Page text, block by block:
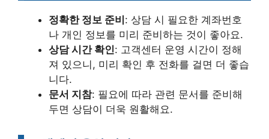
정확한 정보 준비: 상담 시 필요한 계좌번호
나 개인 정보를 미리 준비하는 것이 좋아요.
상담 시간 확인: 고객센터 운영 시간이 정해
져 있으니, 미리 확인 후 전화를 걸면 더 좋습
니다.
문서 지참: 필요에 따라 관련 문서를 준비해
두면 상담이 더욱 원활해요.